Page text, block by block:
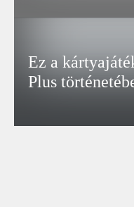
Ez a
Plus